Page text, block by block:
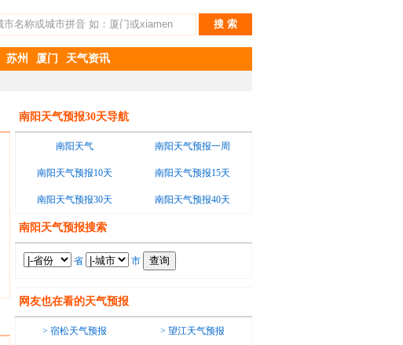
苏州 厦门 天气资讯
南阳天气预报30天导航
南阳天气 南阳天气预报一周
南阳天气预报10天 南阳天气预报15天
南阳天气预报30天 南阳天气预报40天
南阳天气预报搜索
省 市
网友也在看的天气预报
> 宿松天气预报 > 望江天气预报